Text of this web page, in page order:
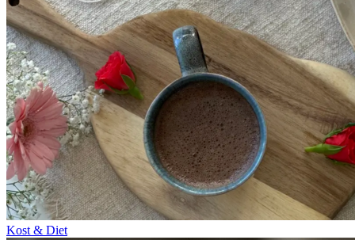
Kost & Diet